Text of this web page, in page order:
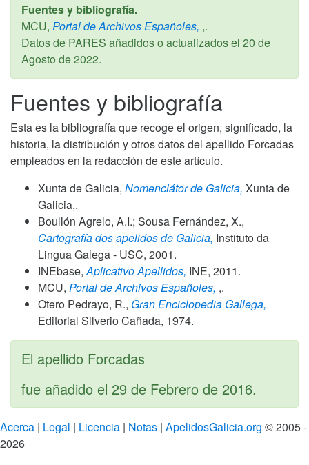
Fuentes y bibliografía.
MCU, Portal de Archivos Españoles, ,.
Datos de PARES añadidos o actualizados el 20 de
Agosto de 2022.
Fuentes y bibliografía
Esta es la bibliografía que recoge el origen, significado, la
historia, la distribución y otros datos del apellido Forcadas
empleados en la redacción de este artículo.
Xunta de Galicia, Nomenclátor de Galicia, Xunta de
Galicia,.
Boullón Agrelo, A.I.; Sousa Fernández, X.,
Cartografía dos apelidos de Galicia, Instituto da
Lingua Galega - USC, 2001.
INEbase,Aplicativo Apellidos, INE, 2011.
MCU, Portal de Archivos Españoles, ,.
Otero Pedrayo, R., Gran Enciclopedia Gallega,
Editorial Silverio Cañada, 1974.
El apellido Forcadas
fue añadido el 29 de Febrero de 2016.
Acerca | Legal | Licencia | Notas | ApelidosGalicia.org © 2005 -
2026